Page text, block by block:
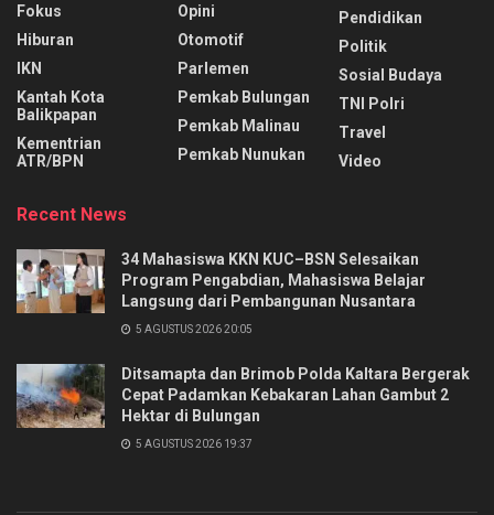
Fokus
Hiburan
IKN
Kantah Kota
Balikpapan
Kementrian
ATR/BPN
Opini
Otomotif
Parlemen
Pemkab Bulungan
Pemkab Malinau
Pemkab Nunukan
Pendidikan
Politik
Sosial Budaya
TNI Polri
Travel
Video
Recent News
34 Mahasiswa KKN KUC–BSN Selesaikan
Program Pengabdian, Mahasiswa Belajar
Langsung dari Pembangunan Nusantara
5 AGUSTUS 2026 20:05
Ditsamapta dan Brimob Polda Kaltara Bergerak
Cepat Padamkan Kebakaran Lahan Gambut 2
Hektar di Bulungan
5 AGUSTUS 2026 19:37